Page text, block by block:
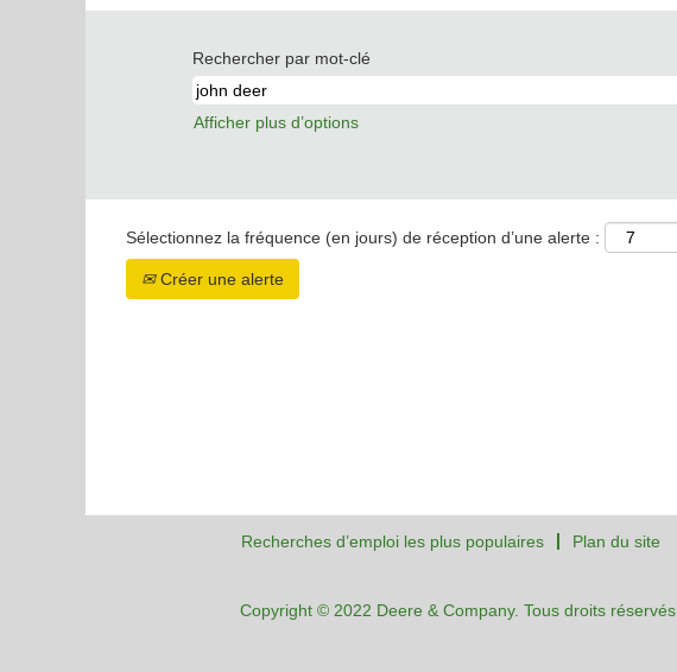
Rechercher par mot-clé
Afficher plus d’options
Sélectionnez la fréquence (en jours) de réception d’une alerte :
Créer une alerte
Recherches d’emploi les plus populaires Plan du site
Copyright © 2022 Deere & Company. Tous droits réservés.